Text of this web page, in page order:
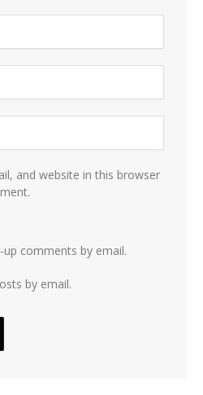
and website in this browser
comments by email.
by email.